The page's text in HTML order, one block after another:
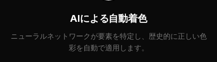
AIによる自動着色
ニューラルネットワークが要素を特定し、歴史的に正しい色
彩を自動で適用します。